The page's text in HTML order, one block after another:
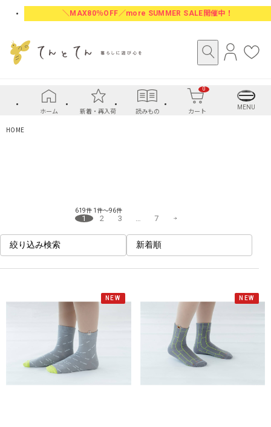
＼MAX80％OFF／more SUMMER SALE開催中！
に
入
り
ホーム 新着・再入荷 読みもの カート
0
MENU
HOME
619件 1件～96件
1 2 3 … 7
絞り込み検索 新着順
NEW NEW